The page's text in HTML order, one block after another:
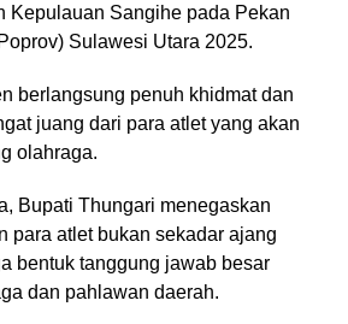
Kepulauan Sangihe pada Pekan
Sulawesi Utara 2025.
berlangsung penuh khidmat dan
juang dari para atlet yang akan
olahraga.
Bupati Thungari menegaskan
para atlet bukan sekadar ajang
bentuk tanggung jawab besar
dan pahlawan daerah.